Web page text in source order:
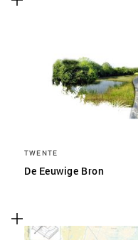
TWENTE
De Eeuwige Bron